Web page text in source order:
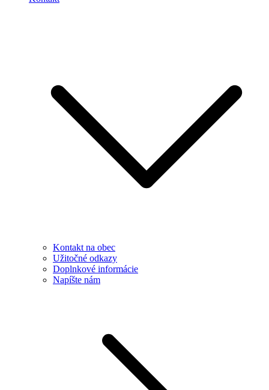
Kontakt na obec
Užitočné odkazy
Doplnkové informácie
Napíšte nám